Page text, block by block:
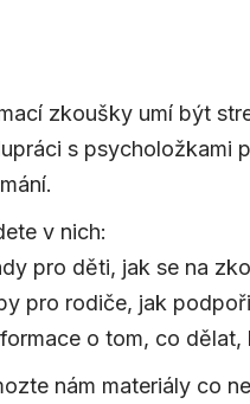
zkoušky umí být
s psycholožkami
v nich:
pro děti, jak se na
pro rodiče, jak
o tom, co
nám materiály co